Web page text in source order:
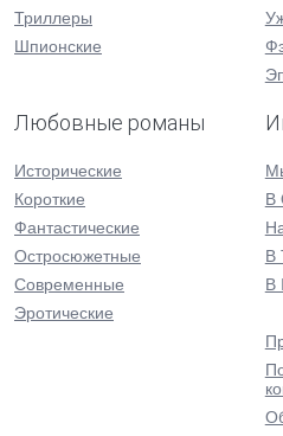
Триллеры
Шпионские
Любовные романы
Исторические
Короткие
Фантастические
Остросюжетные
Современные
Эротические
В
В
В